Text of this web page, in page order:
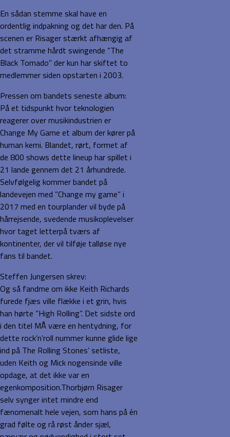
En sådan stemme skal have en
ordentlig indpakning og det har den. På
scenen er Risager stærkt afhængig af
det stramme hårdt swingende ”The
Black Tornado” der kun har skiftet to
medlemmer siden opstarten i 2003.
Pressen om bandets seneste album:
På et tidspunkt hvor teknologien
reagerer over musikindustrien er
Change My Game et album der kører på
human kemi. Blandet, rørt, formet af
de 800 shows dette lineup har spillet i
21 lande gennem det 21 århundrede.
Selvfølgelig kommer bandet på
landevejen med ”Change my game” i
2017 med en tourplander vil byde på
hårrejsende, svedende musikoplevelser
hvor taget letterpå tværs af
kontinenter, der vil tilføje talløse nye
fans til bandet.
Steffen Jungersen skrev:
Og så fandme om ikke Keith Richards
furede fjæs ville flække i et grin, hvis
han hørte “High Rolling”. Det sidste ord
i den titel MÅ være en hentydning, for
dette rock’n’roll nummer kunne glide lige
ind på The Rolling Stones’ setliste,
uden Keith og Mick nogensinde ville
opdage, at det ikke var en
egenkomposition.Thorbjørn Risager
selv synger intet mindre end
fænomenalt hele vejen, som hans på én
grad følte og rå røst ånder sjæl,